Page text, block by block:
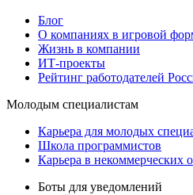
Блог
О компаниях в игровой
Жизнь в компании
ИТ-проекты
Рейтинг работодателей
Молодым специалистам
Карьера для молодых
Школа программистов
Карьера в некоммерческих
Боты для уведомлений